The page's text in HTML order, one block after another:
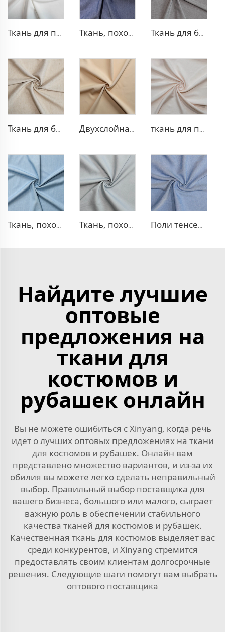
Ткань для платья из полиэстера и вискозы с эффектом стрейч Ткань, похожая на деним, из полиэстера и вискозы Ткань для брюк TR с четырехсторонней растяжкой
Ткань для блейзера TR, похожая на лен Двухслойная ткань для платья TR ткань для платья 100% лиоцелл, похожая на лен
Ткань, похожая на деним, TR Ткань, похожая на деним, TR с эффектом стрейч Поли тенсел деним — ткань, похожая на джинсовую
Найдите лучшие
оптовые
предложения на
ткани для
костюмов и
рубашек онлайн
Вы не можете ошибиться с Xinyang, когда речь
идет о лучших оптовых предложениях на ткани
для костюмов и рубашек. Онлайн вам
представлено множество вариантов, и из-за их
обилия вы можете легко сделать неправильный
выбор. Правильный выбор поставщика для
вашего бизнеса, большого или малого, сыграет
важную роль в обеспечении стабильного
качества тканей для костюмов и рубашек.
Качественная ткань для костюмов выделяет вас
среди конкурентов, и Xinyang стремится
предоставлять своим клиентам долгосрочные
решения. Следующие шаги помогут вам выбрать
оптового поставщика